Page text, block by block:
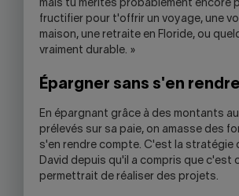
mais tu mérites probablement encore
fructifier pour t'offrir un voyage, une
maison, une retraite en Floride, ou
vraiment durable. »
Épargner sans s'en
En épargnant grâce à des montants
prélevés sur sa paie, on amasse des
s'en rendre compte. C'est la stratégie
David depuis qu'il a compris que c'est
permettrait de réaliser des projets.